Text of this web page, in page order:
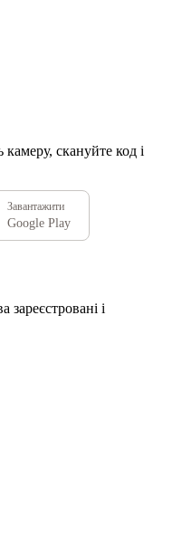
камеру, скануйте код і
Завантажити
Google Play
і